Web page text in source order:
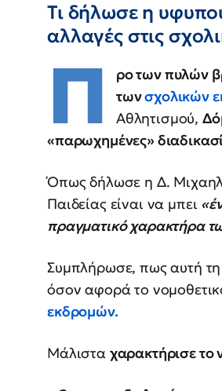
Τι δήλωσε η
αλλαγές στις
Π
ρο των πυλών
τωνσχολικών
Αθλητισμού,
«παρωχημένες»
Όπως δήλωσε η Δ.
Παιδείας είναι να μπει
πραγματικό χαρακτήρα
Συμπλήρωσε, πως αυτή τη
όσον αφορά το
εκδρομών.
Μάλιστα χαρακτήρισε το